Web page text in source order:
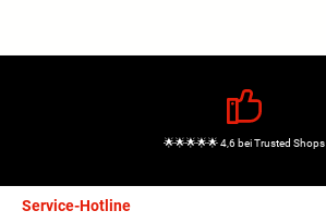
🌟🌟🌟🌟🌟 4,6 bei Trusted Shops
Service-Hotline